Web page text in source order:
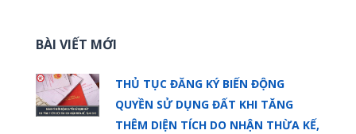
BÀI VIẾT MỚI
THỦ TỤC ĐĂNG KÝ BIẾN ĐỘNG
QUYỀN SỬ DỤNG ĐẤT KHI TĂNG
THÊM DIỆN TÍCH DO NHẬN THỪA KẾ,